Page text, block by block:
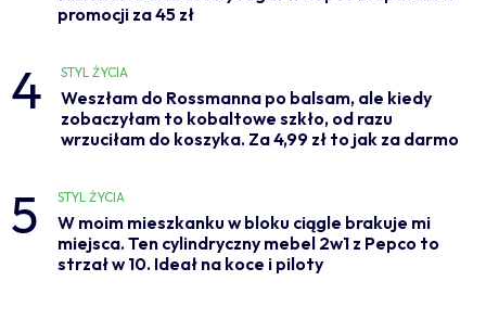
promocji za 45 zł
4 STYL ŻYCIA
Weszłam do Rossmanna po balsam, ale kiedy
zobaczyłam to kobaltowe szkło, od razu
wrzuciłam do koszyka. Za 4,99 zł to jak za darmo
5 STYL ŻYCIA
W moim mieszkanku w bloku ciągle brakuje mi
miejsca. Ten cylindryczny mebel 2w1 z Pepco to
strzał w 10. Ideał na koce i piloty